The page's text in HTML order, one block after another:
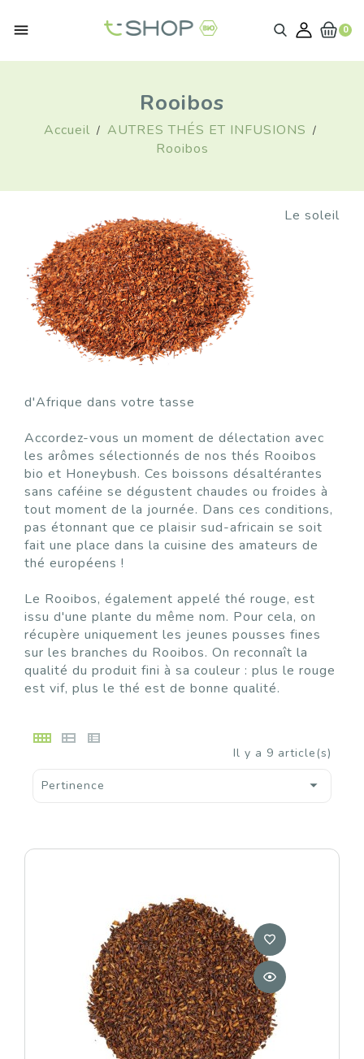
0

Rooibos
Accueil
AUTRES THÉS ET INFUSIONS
Rooibos
Le soleil
d'Afrique dans votre tasse
Accordez-vous un moment de délectation avec
les arômes sélectionnés de nos thés Rooibos
bio et Honeybush. Ces boissons désaltérantes
sans caféine se dégustent chaudes ou froides à
tout moment de la journée. Dans ces conditions,
pas étonnant que ce plaisir sud-africain se soit
fait une place dans la cuisine des amateurs de
thé européens !
Le Rooibos, également appelé thé rouge, est
issu d'une plante du même nom. Pour cela, on
récupère uniquement les jeunes pousses fines
sur les branches du Rooibos. On reconnaît la
qualité du produit fini à sa couleur : plus le rouge
est vif, plus le thé est de bonne qualité.
Il y a 9 article(s)
Pertinence 